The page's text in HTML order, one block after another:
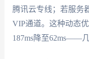
腾讯云专线；若服务
VIP通道。这种动态
187ms降至62ms——